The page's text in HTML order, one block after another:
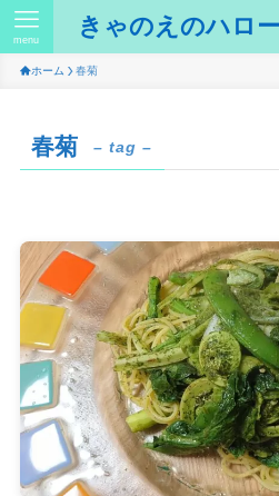
きゃのえのハロ
menu
ホーム 春菊
春菊 – tag –